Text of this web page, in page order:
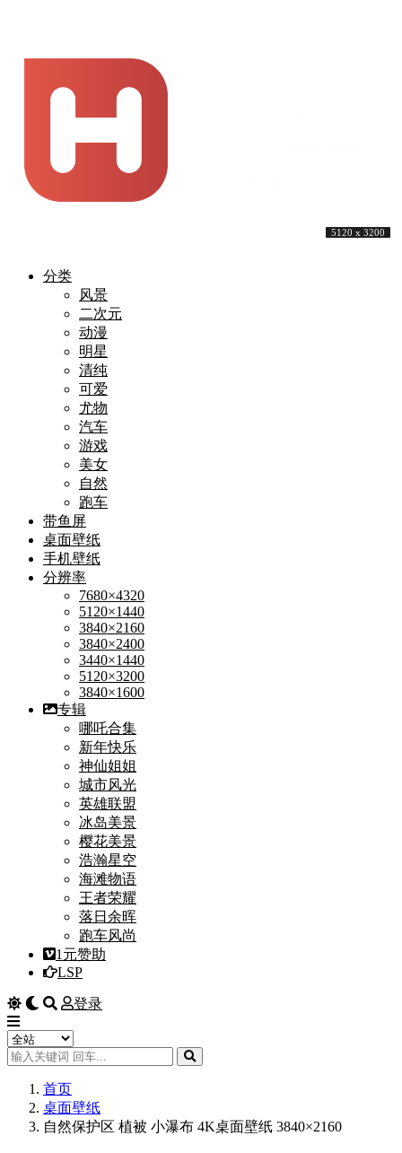
分类
风景
二次元
动漫
明星
清纯
可爱
尤物
汽车
游戏
美女
自然
跑车
带鱼屏
桌面壁纸
手机壁纸
分辨率
7680×4320
5120×1440
3840×2160
3840×2400
3440×1440
5120×3200
3840×1600
专辑
哪吒合集
新年快乐
神仙姐姐
城市风光
英雄联盟
冰岛美景
樱花美景
浩瀚星空
海滩物语
王者荣耀
落日余晖
跑车风尚
1元赞助
LSP
登录
首页
桌面壁纸
自然保护区 植被 小瀑布 4K桌面壁纸 3840×2160
5000 x 3337
3840 x 2160
4000 x 2661
4000 x 2669
5202 x 3468
3840 x 1600
5120 x 3200
5120 x 3200
5120 x 3200
5120 x 3200